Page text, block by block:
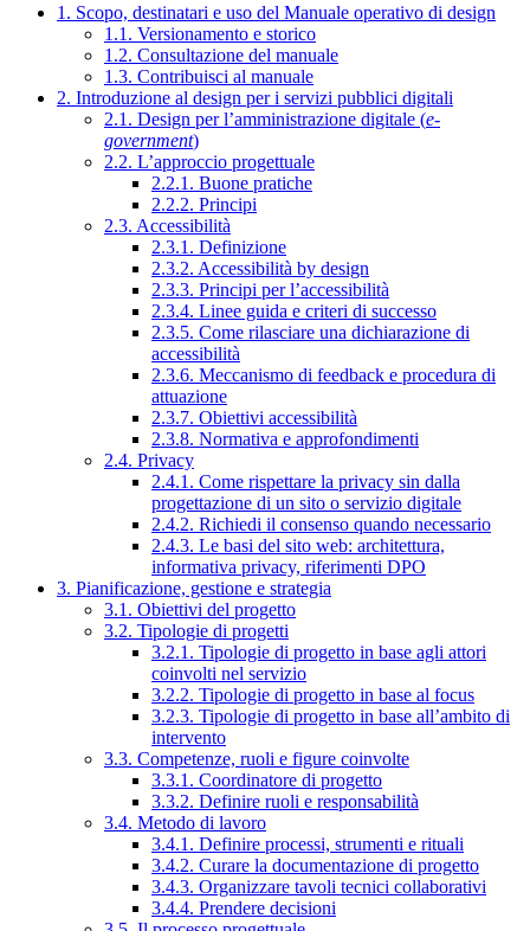
1. Scopo, destinatari e uso del Manuale operativo di design
1.1. Versionamento e storico
1.2. Consultazione del manuale
1.3. Contribuisci al manuale
2. Introduzione al design per i servizi pubblici digitali
2.1. Design per l’amministrazione digitale (e-
government)
2.2. L’approccio progettuale
2.2.1. Buone pratiche
2.2.2. Principi
2.3. Accessibilità
2.3.1. Definizione
2.3.2. Accessibilità by design
2.3.3. Principi per l’accessibilità
2.3.4. Linee guida e criteri di successo
2.3.5. Come rilasciare una dichiarazione di
accessibilità
2.3.6. Meccanismo di feedback e procedura di
attuazione
2.3.7. Obiettivi accessibilità
2.3.8. Normativa e approfondimenti
2.4. Privacy
2.4.1. Come rispettare la privacy sin dalla
progettazione di un sito o servizio digitale
2.4.2. Richiedi il consenso quando necessario
2.4.3. Le basi del sito web: architettura,
informativa privacy, riferimenti DPO
3. Pianificazione, gestione e strategia
3.1. Obiettivi del progetto
3.2. Tipologie di progetti
3.2.1. Tipologie di progetto in base agli attori
coinvolti nel servizio
3.2.2. Tipologie di progetto in base al focus
3.2.3. Tipologie di progetto in base all’ambito di
intervento
3.3. Competenze, ruoli e figure coinvolte
3.3.1. Coordinatore di progetto
3.3.2. Definire ruoli e responsabilità
3.4. Metodo di lavoro
3.4.1. Definire processi, strumenti e rituali
3.4.2. Curare la documentazione di progetto
3.4.3. Organizzare tavoli tecnici collaborativi
3.4.4. Prendere decisioni